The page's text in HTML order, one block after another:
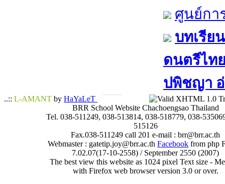
ศูนย์กา
บทเรีย
ดนตรีไท
ปพิชญา​ อ่
..:: L-AMANT by HaYaLeT
BRR School Website Chachoengsao Thailand
Tel. 038-511249, 038-513814, 038-518779, 038-
515126
Fax.038-511249 call 201 e-mail : brr@brr.ac.th
Webmaster : gatetip.joy@brr.ac.thFacebook from php
7.02.07(17-10-2558) / September 2550 (2007)
The best view this website as 1024 pixel Text size -
with Firefox web browser version 3.0 or over.